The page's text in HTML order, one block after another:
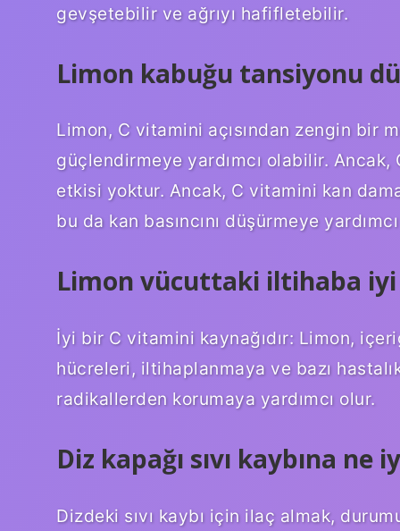
gevşetebilir ve ağrıyı hafifletebilir.
Limon kabuğu tansiyonu
Limon, C vitamini açısından zengin bir
güçlendirmeye yardımcı olabilir.
etkisi yoktur. Ancak, C vitamini kan
bu da kan basıncını düşürmeye
Limon vücuttaki iltihaba
İyi bir C vitamini kaynağıdır: Limon,
hücreleri, iltihaplanmaya ve bazı
radikallerden korumaya yardımcı olur.
Diz kapağı sıvı kaybına ne
Dizdeki sıvı kaybı için ilaç almak,